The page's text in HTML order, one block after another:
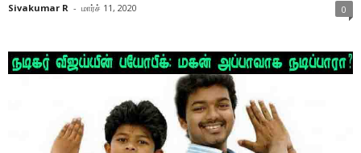
Sivakumar R - மார்ச் 11, 2020 0